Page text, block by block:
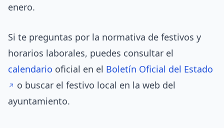
enero.
Si te preguntas por la normativa de festivos y
horarios laborales, puedes consultar el
calendario oficial en el Boletín Oficial del Estado
o buscar el festivo local en la web del
ayuntamiento.